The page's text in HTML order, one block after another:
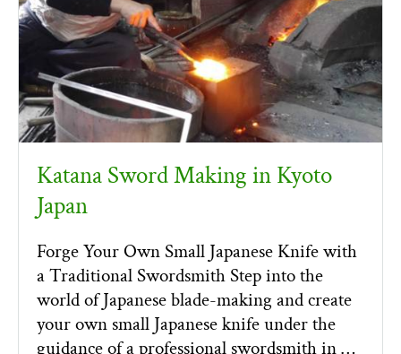
Katana Sword Making in Kyoto
Japan
Forge Your Own Small Japanese Knife with
a Traditional Swordsmith Step into the
world of Japanese blade-making and create
your own small Japanese knife under the
guidance of a professional swordsmith in …